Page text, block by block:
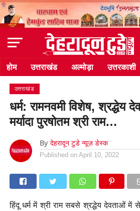
होम उत्तराखंड अल्मोड़ा उत्तरकाशी
उत्तराखंड
धर्म: रामनवमी विशेष, श्रद्धेय
मर्यादा पुरषोतम श्री राम…
By देहरादून टुडे न्यूज़ डेस्क
Published on April 10, 2022
हिंदू धर्म में श्री राम सबसे श्रद्धेय देवताओं